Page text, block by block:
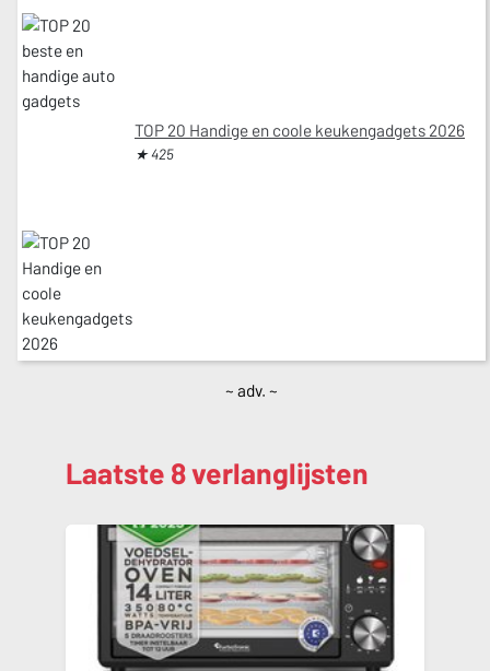
TOP 20 Handige en coole keukengadgets 2026
★ 425
~ adv. ~
Laatste 8 verlanglijsten